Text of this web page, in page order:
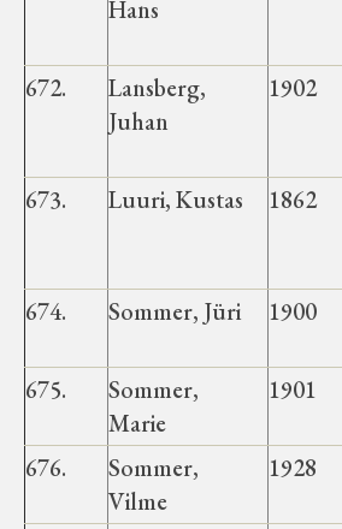
Hans
672.
Lansberg,
Juhan
1902
673.
Luuri, Kustas 1862
674.
Sommer, Jüri 1900
675.
Sommer,
Marie
1901
676.
Sommer,
Vilme
1928